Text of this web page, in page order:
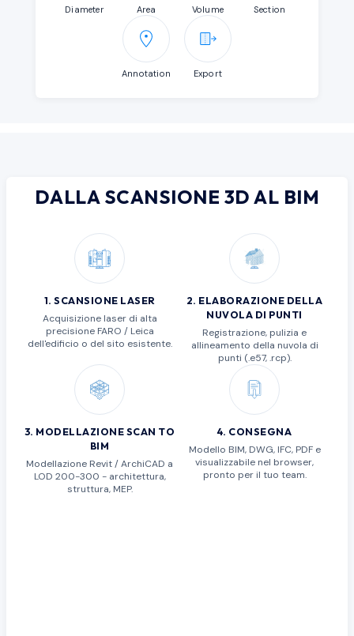
Diameter Area Volume Section
Annotation Export
DALLA SCANSIONE 3D AL BIM
1. SCANSIONE LASER
Acquisizione laser di alta
precisione FARO / Leica
dell'edificio o del sito esistente.
2. ELABORAZIONE DELLA
NUVOLA DI PUNTI
Registrazione, pulizia e
allineamento della nuvola di
punti (.e57, .rcp).
3. MODELLAZIONE SCAN TO
BIM
Modellazione Revit / ArchiCAD a
LOD 200-300 - architettura,
struttura, MEP.
4. CONSEGNA
Modello BIM, DWG, IFC, PDF e
visualizzabile nel browser,
pronto per il tuo team.